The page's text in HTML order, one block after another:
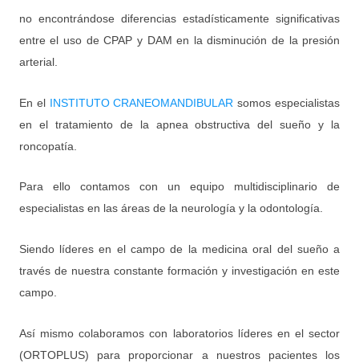
no encontrándose diferencias estadísticamente significativas
entre el uso de CPAP y DAM en la disminución de la presión
arterial.
En el INSTITUTO CRANEOMANDIBULARsomos especialistas
en el tratamiento de la apnea obstructiva del sueño y la
roncopatía.
Para ello contamos con un equipo multidisciplinario de
especialistas en las áreas de la neurología y la odontología.
Siendo líderes en el campo de la medicina oral del sueño a
través de nuestra constante formación y investigación en este
campo.
Así mismo colaboramos con laboratorios líderes en el sector
(ORTOPLUS) para proporcionar a nuestros pacientes los